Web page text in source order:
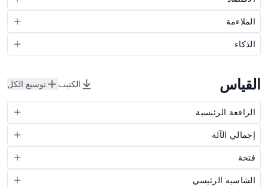
الملاءمة
الذكاء
القياس الكتيب توسيع الكل
الرافعة الرئيسية
إجمالي الآلة
فتحة
الشاسيه الرئيسي